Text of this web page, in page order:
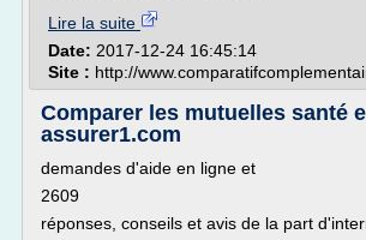
Lire la suite
Date: 2017-12-24 16:45:14
Site : http://
Comparer les mutuelles santé
assurer1.com
demandes d'aide en ligne et
2609
réponses, conseils et avis de la part